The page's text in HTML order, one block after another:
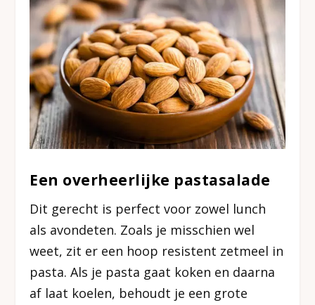
Een overheerlijke pastasalade
Dit gerecht is perfect voor zowel lunch
als avondeten. Zoals je misschien wel
weet, zit er een hoop resistent zetmeel in
pasta. Als je pasta gaat koken en daarna
af laat koelen, behoudt je een grote